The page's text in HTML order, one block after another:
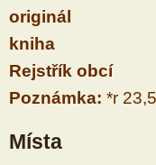
originál
kniha
Rejstřík obcí
Poznámka: *r
Místa